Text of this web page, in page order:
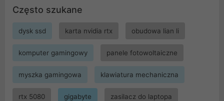
Często szukane
dysk ssd karta nvidia rtx obudowa lian li
komputer gamingowy panele fotowoltaiczne
myszka gamingowa klawiatura mechaniczna
rtx 5080 gigabyte zasilacz do laptopa